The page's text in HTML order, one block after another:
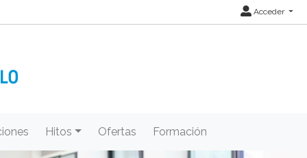
Acceder
Hitos Ofertas Formación